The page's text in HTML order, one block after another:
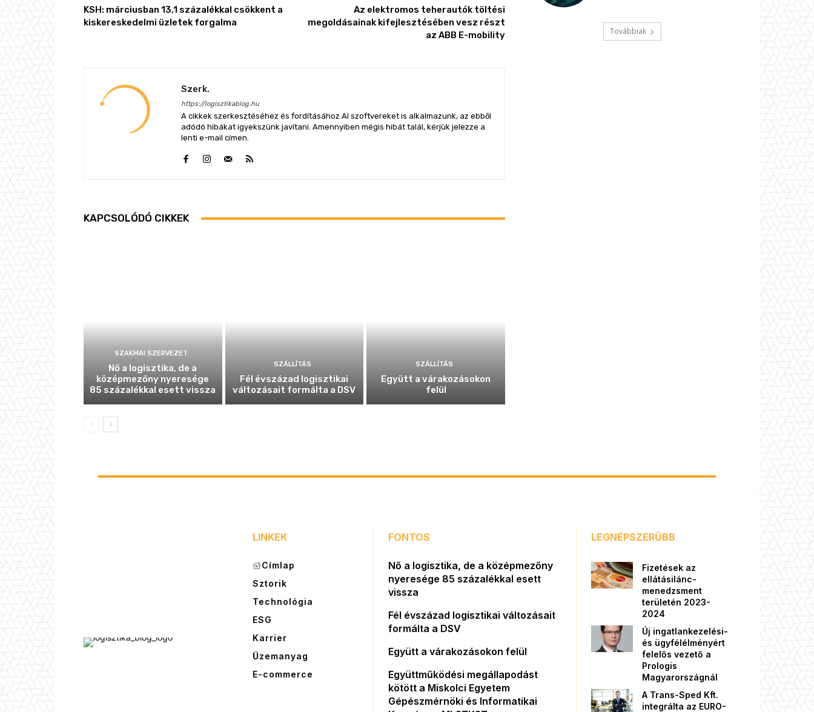
KSH: márciusban 13,1 százalékkal csökkent a
kiskereskedelmi üzletek forgalma
Az elektromos teherautók töltési
megoldásainak kifejlesztésében vesz részt
az ABB E-mobility
Szerk.
https://logisztikablog.hu
A cikkek szerkesztéséhez és fordításához AI szoftvereket is alkalmazunk, az ebből
adódó hibákat igyekszünk javítani. Amennyiben mégis hibát talál, kérjük jelezze a
lenti e-mail címen.
KAPCSOLÓDÓ CIKKEK
SZAKMAI SZERVEZET
Nő a logisztika, de a
középmezőny nyeresége
85 százalékkal esett vissza
SZÁLLÍTÁS
Fél évszázad logisztikai
változásait formálta a DSV
SZÁLLÍTÁS
Együtt a várakozásokon
felül
Továbbiak
LINKEK
Címlap
Sztorik
Technológia
ESG
Karrier
Üzemanyag
E-commerce
FONTOS
Nő a logisztika, de a középmezőny
nyeresége 85 százalékkal esett
vissza
Fél évszázad logisztikai változásait
formálta a DSV
Együtt a várakozásokon felül
Együttműködési megállapodást
kötött a Miskolci Egyetem
Gépészmérnöki és Informatikai
LEGNÉPSZERŰBB
Fizetések az
ellátásilánc-
menedzsment
területén 2023-
2024
Új ingatlankezelési-
és ügyfélélményért
felelős vezető a
Prologis
Magyarországnál
A Trans-Sped Kft.
integrálta az EURO-